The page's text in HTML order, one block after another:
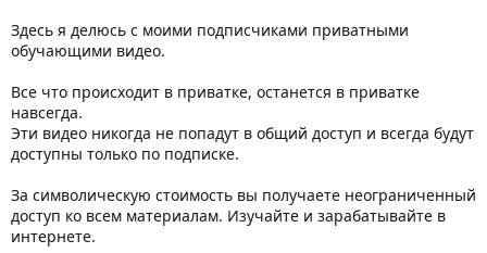
Здесь я делюсь с моими подписчиками приватными
обучающими видео.
Все что происходит в приватке, останется в приватке
навсегда.
Эти видео никогда не попадут в общий доступ и всегда будут
доступны только по подписке.
За символическую стоимость вы получаете неограниченный
доступ ко всем материалам. Изучайте и зарабатывайте в
интернете.